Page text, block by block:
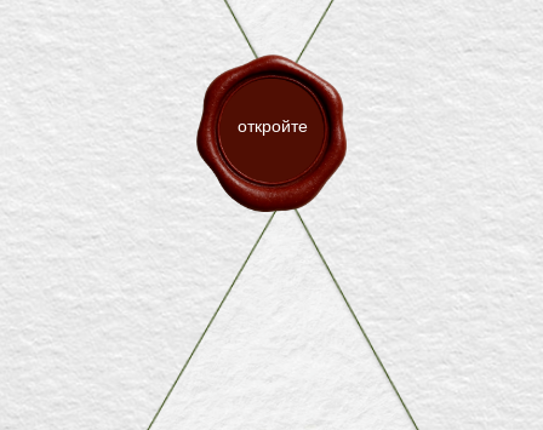
откройте